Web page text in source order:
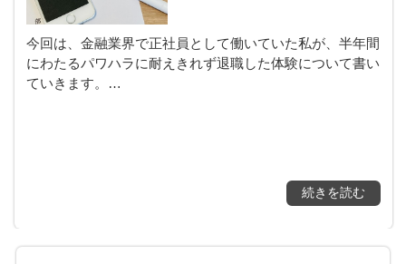
今回は、金融業界で正社員として働いていた私が、半年間
にわたるパワハラに耐えきれず退職した体験について書い
ていきます。…
続きを読む